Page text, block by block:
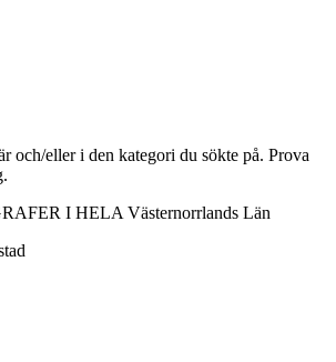
och/eller i den kategori du sökte på. Prova
I HELA Västernorrlands Län